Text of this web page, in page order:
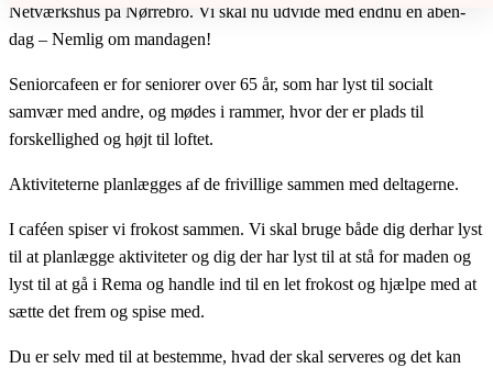
Netværkshus på Nørrebro. Vi skal nu udvide med endnu en åben-
dag – Nemlig om mandagen!
Seniorcafeen er for seniorer over 65 år, som har lyst til socialt
samvær med andre, og mødes i rammer, hvor der er plads til
forskellighed og højt til loftet.
Aktiviteterne planlægges af de frivillige sammen med deltagerne.
I caféen spiser vi frokost sammen. Vi skal bruge både dig derhar lyst
til at planlægge aktiviteter og dig der har lyst til at stå for maden og
lyst til at gå i Rema og handle ind til en let frokost og hjælpe med at
sætte det frem og spise med.
Du er selv med til at bestemme, hvad der skal serveres og det kan